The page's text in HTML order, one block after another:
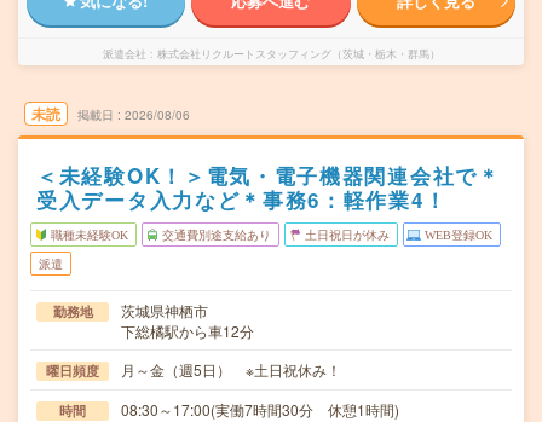
派遣会社 株式会社リクルートスタッフィング（茨城・栃木・群馬）
未読 掲載日 2026/08/06
＜未経験OK！＞電気・電子機器関連会社で＊
受入データ入力など＊事務6：軽作業4！
職種未経験OK 交通費別途支給あり 土日祝日が休み WEB登録OK
派遣
勤務地
茨城県神栖市
下総橘駅から車12分
曜日頻度 月～金（週5日） ※土日祝休み！
時間 08:30～17:00(実働7時間30分 休憩1時間)